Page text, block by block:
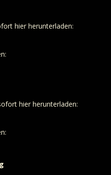
hier herunterladen:
hier herunterladen: